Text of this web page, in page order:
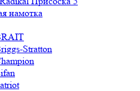
намотка
Stratton